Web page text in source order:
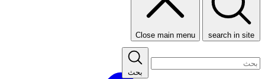
search in site
Close main menu
بحث